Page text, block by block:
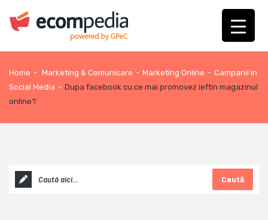
Home - Marketing & Comunicare - Marketing Online - Campanii in
Social Media - Dupa facebook cu ce mai promovez ieftin magazinul
online?
Caută